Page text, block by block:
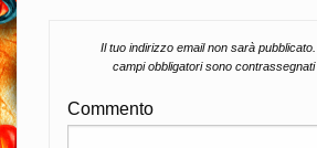
Il tuo indirizzo email non sarà pubblicato.
campi obbligatori sono contrassegnati
Commento